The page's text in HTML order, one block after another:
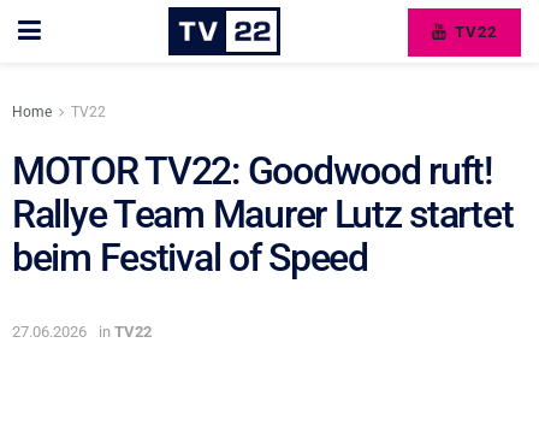
TV22
Home TV22
MOTOR TV22: Goodwood ruft!
Rallye Team Maurer Lutz startet
beim Festival of Speed
27.06.2026 in TV22